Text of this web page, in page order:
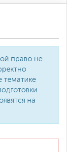
право не
тематике
на